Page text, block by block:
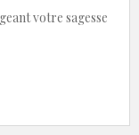
votre sagesse